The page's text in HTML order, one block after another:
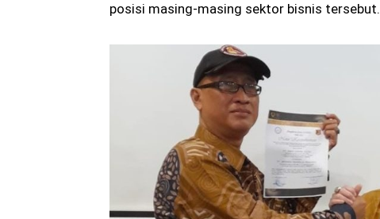
posisi masing-masing sektor bisnis tersebut.